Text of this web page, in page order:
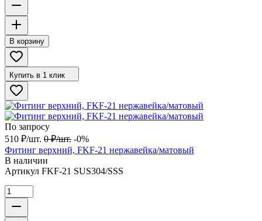
В корзину
Купить в 1 клик
По запросу
510 ₽/шт. 0 ₽/шт. -0%
Фитинг верхний, FKF-21 нержавейка/матовый
В наличии
Артикул FKF-21 SUS304/SSS